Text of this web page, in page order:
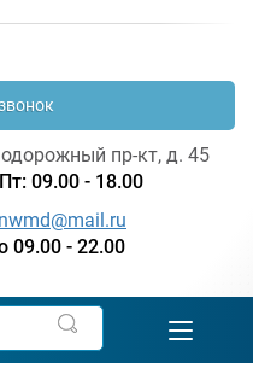
пр-кт, д. 45
09.00 - 18.00
nwmd@mail.ru
09.00 - 22.00